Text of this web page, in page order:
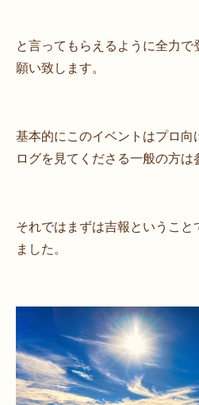
と言ってもらえるように全力
願い致します。
基本的にこのイベントはプロ向
ログを見てくださる一般の方は
それではまずは吉報ということ
ました。